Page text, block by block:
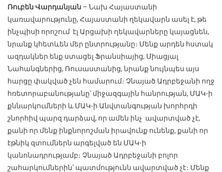
Ռուբեն Վարդանյան – Նախ Հայաստանի
կառավարությունը, Հայաստանի ղեկավարն ասել է, թե
ինչպիսի որոշում էլ Արցախի ղեկավարները կայացնեն,
նրանք կհետևեն մեր ընտրությանը։ Մենք արդեն հստակ
ազդակներ ենք ստացել Ֆրանսիայից, Միացյալ
Նահանգներից, Ռուսաստանից, նրանք նույնպես այս
հարցը փակված չեն համարում։ Չնայած Ադրբեջանի ողջ
հռետորաբանությանը՝ միջազգային հանրության, ՄԱԿ-ի
քննարկումների և ՄԱԿ-ի Անվտանգության խորհրդի
շնորհիվ պարզ դարձավ, որ ամեն ինչ ավարտված չէ,
քանի որ մենք ինքնորոշման իրավունք ունենք, քանի որ
էթնիկ զտումներն արգելված են ՄԱԿ-ի
կանոնադրությամբ։ Չնայած Ադրբեջանի բոլոր
շահարկումներին՝ պատմությունն ավարտված չէ։ Մենք